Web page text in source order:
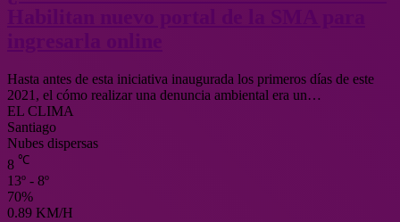
Hasta antes de esta iniciativa inaugurada los primeros días de este
2021, el cómo realizar una denuncia ambiental era un…
EL CLIMA
Santiago
Nubes dispersas
8 ℃
13º - 8º
70%
0.89 KM/H